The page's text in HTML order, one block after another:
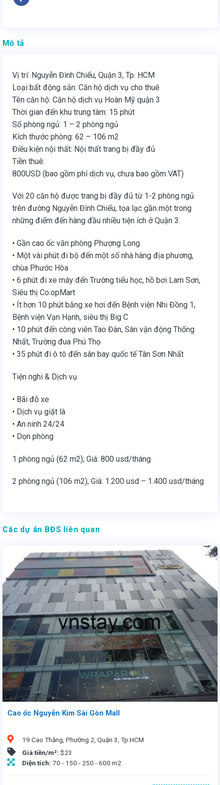
Mô tả
Vị trí: Nguyễn Đình Chiểu, Quận 3, Tp. HCM
Loại bất động sản: Căn hộ dịch vụ cho thuê
Tên căn hộ: Căn hộ dịch vụ Hoàn Mỹ quận 3
Thời gian đến khu trung tâm: 15 phút
Số phòng ngủ: 1 – 2 phòng ngủ
Kích thước phòng: 62 – 106 m2
Điều kiện nội thất: Nội thất trang bị đầy đủ
Tiền thuê:
800USD (bao gồm phí dịch vụ, chưa bao gồm VAT)
Với 20 căn hộ được trang bị đầy đủ từ 1-2 phòng ngủ
trên đường Nguyễn Đình Chiểu, tọa lạc gần một trong
những điểm đến hàng đầu nhiều tiện ích ở Quận 3.
• Gần cao ốc văn phòng Phượng Long
• Một vài phút đi bộ đến một số nhà hàng địa phương,
chùa Phước Hòa
• 6 phút đi xe máy đến Trường tiểu học, hồ bơi Lam Sơn,
Siêu thị Co.opMart
• Ít hơn 10 phút bằng xe hơi đến Bệnh viện Nhi Đồng 1,
Bệnh viện Vạn Hạnh, siêu thị Big C
• 10 phút đến công viên Tao Đàn, Sân vận động Thống
Nhất, Trường đua Phú Thọ
• 35 phút đi ô tô đến sân bay quốc tế Tân Sơn Nhất
Tiện nghi & Dịch vụ
• Bãi đỗ xe
• Dịch vụ giặt là
• An ninh 24/24
• Dọn phòng
1 phòng ngủ (62 m2); Giá: 800 usd/tháng
2 phòng ngủ (106 m2); Giá: 1.200 usd – 1.400 usd/tháng
Các dự án BĐS liên quan
Cao ốc Nguyễn Kim Sài Gòn Mall
19 Cao Thắng, Phường 2, Quận 3, Tp.HCM
Giá tiền/m²: $23
Diện tích: 70 - 150 - 250 - 600 m2